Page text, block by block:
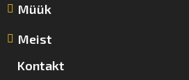
Müük
Meist
Kontakt